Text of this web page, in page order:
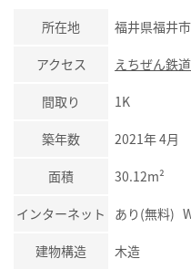
所在地 福井県福井
アクセス えちぜん鉄
間取り 1K
築年数 2021年 4月
面積 30.12m²
インターネット あり(無料)
建物構造 木造